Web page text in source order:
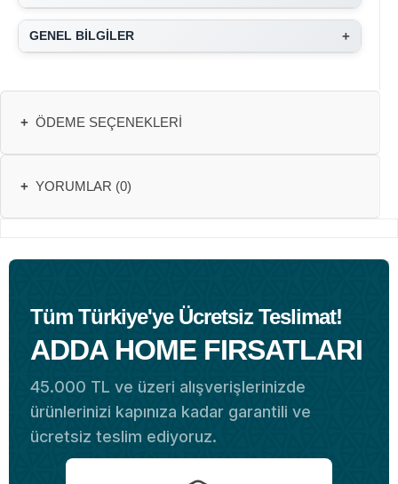
GENEL BİLGİLER +
+ ÖDEME SEÇENEKLERI
+ YORUMLAR (0)
Tüm Türkiye'ye Ücretsiz Teslimat!
ADDA HOME FIRSATLARI
45.000 TL ve üzeri alışverişlerinizde
ürünlerinizi kapınıza kadar garantili ve
ücretsiz teslim ediyoruz.